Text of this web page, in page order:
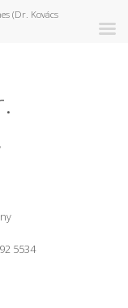
(Dr. Kovács
5534